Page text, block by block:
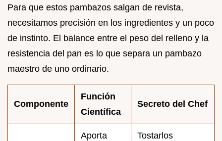
Para que estos pambazos salgan de revista,
necesitamos precisión en los ingredientes y un poco
de instinto. El balance entre el peso del relleno y la
resistencia del pan es lo que separa un pambazo
maestro de uno ordinario.
Componente
Función
Científica
Secreto del Chef
Aporta
Tostarlos